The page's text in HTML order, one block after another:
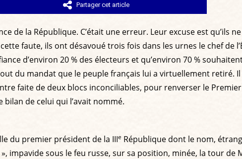
Partager cet article
de la République. C’était une erreur. Leur excuse est qu’ils
faute, ils ont désavoué trois fois dans les urnes le chef de
d’environ 20 % des électeurs et qu’environ 70 %
du mandat que le peuple français lui a virtuellement retiré. Il
faite de deux blocs inconciliables, pour renverser le
de celui qui l’avait nommé.
du premier président de la IIIe République dont le nom,
impavide sous le feu russe, sur sa position, minée, la tour